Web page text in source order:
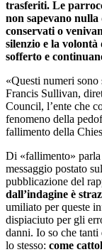
trasferiti. Le
non sapevano
conservati o
silenzio e la
sofferto e
«Questi numeri
Francis Sullivan,
Council, l’ente che
fenomeno della
fallimento della
Di «fallimento»
messaggio postato
pubblicazione del
dall’indagine è
umiliato per queste
dispiaciuto per gli
danni. Io so che
lo stesso: come